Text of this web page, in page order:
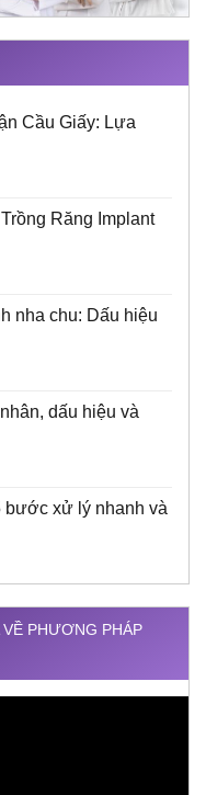
Cầu Giấy: Lựa
Răng Implant
nha chu: Dấu hiệu
dấu hiệu và
bước xử lý nhanh và
PHƯƠNG PHÁP